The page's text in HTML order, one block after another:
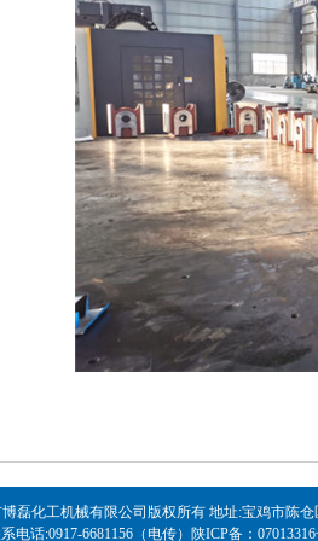
磊化工机械有限公司版权所有 地址:宝鸡市陈
电话:0917-6681156（电传） 陕ICP备：